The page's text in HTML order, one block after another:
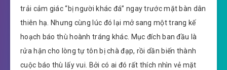
trải cảm giác “bị người khác đá” ngay trước mặt bàn dân
thiên hạ. Nhưng cùng lúc đó lại mở sang một trang kế
hoạch báo thù hoành tráng khác. Mục đích ban đầu là
rửa hận cho lòng tự tôn bị chà đạp, rồi dần biến thành
cuộc báo thù lấy vui. Bởi có ai đó rất thích nhìn vẻ mặt